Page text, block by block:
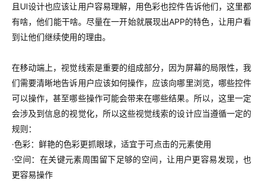
且UI设计也应该让用户容易理解，用色彩也控件告诉他们，这里都
有啥，他们能干啥。尽量在一开始就展现出APP的特色，让用户看
到让他们继续使用的理由。
在移动端上，视觉线索是重要的组成部分，因为屏幕的局限性，我
们需要清晰地告诉用户应该如何操作，应该向哪里浏览，哪些控件
可以操作，甚至哪些操作可能会带来在哪些结果。所以，这里一定
会涉及到信息的视觉化，所以这些视觉线索的设计应当遵循一定的
规则：
·色彩：鲜艳的色彩更抓眼球，适宜于可点击的元素使用
·空间：在关键元素周围留下足够的空间，让用户更容易发现，也
更容易操作